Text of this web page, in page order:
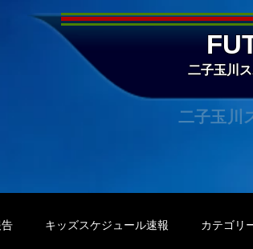
二子玉川
二子玉川
キッズスケジュール速報 カテゴリ